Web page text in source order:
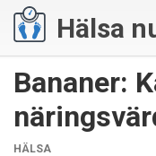
Hälsa
Bananer:
KATEGORIER
HÄLSA